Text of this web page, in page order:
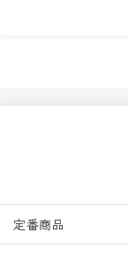
定番商品